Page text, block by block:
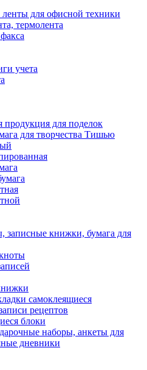
для офисной техники
термолента
учета
продукция для поделок
для творчества Тишью
записные книжки, бумага для
самоклеящиеся
рецептов
блоки
наборы, анкеты для
дневники